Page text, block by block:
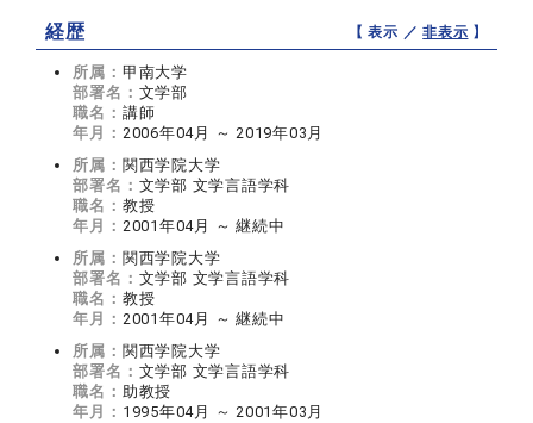
経歴 【 表示 ／非表示 】
所属： 甲南大学
部署名： 文学部
職名： 講師
年月： 2006年04月 ～ 2019年03月
所属： 関西学院大学
部署名： 文学部 文学言語学科
職名： 教授
年月： 2001年04月 ～ 継続中
所属： 関西学院大学
部署名： 文学部 文学言語学科
職名： 教授
年月： 2001年04月 ～ 継続中
所属： 関西学院大学
部署名： 文学部 文学言語学科
職名： 助教授
年月： 1995年04月 ～ 2001年03月